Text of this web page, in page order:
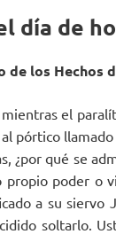
día de
de los Hechos
el
pórtico
¿por qué se
poder o
a su siervo
soltarlo.